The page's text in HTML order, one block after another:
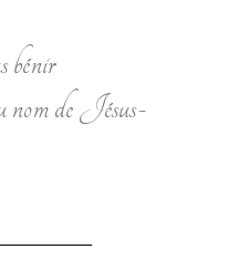
bénir
nom de Jésus-